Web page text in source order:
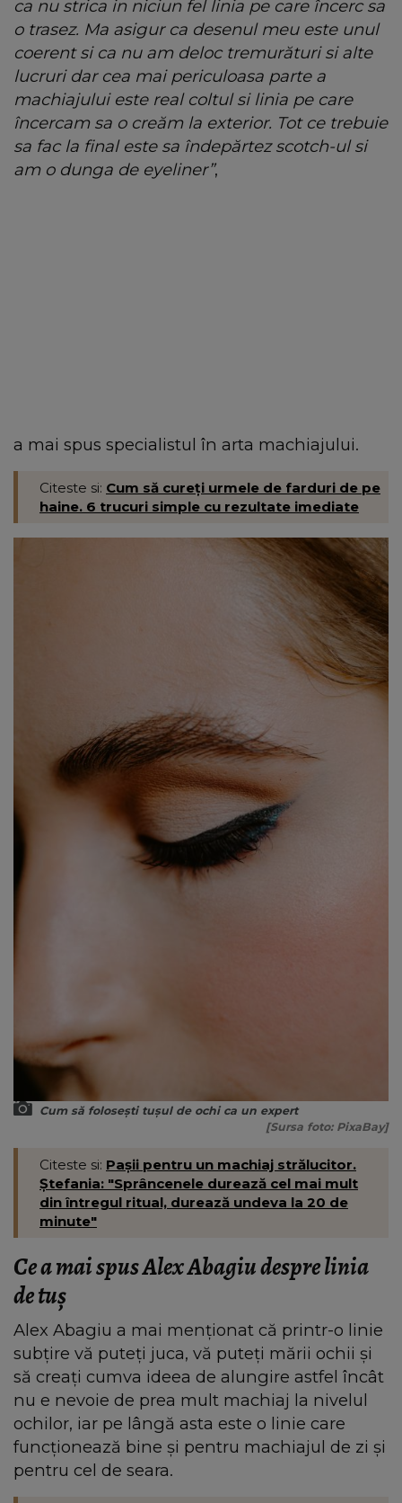
ca nu strica in niciun fel linia pe care încerc sa
o trasez. Ma asigur ca desenul meu este unul
coerent si ca nu am deloc tremurături si alte
lucruri dar cea mai periculoasa parte a
machiajului este real coltul si linia pe care
încercam sa o creăm la exterior. Tot ce trebuie
sa fac la final este sa îndepărtez scotch-ul si
am o dunga de eyeliner”,
a mai spus specialistul în arta machiajului.
Citeste si: Cum să cureți urmele de farduri de pe
haine. 6 trucuri simple cu rezultate imediate
Cum să folosești tușul de ochi ca un expert
[Sursa foto: PixaBay]
Citeste si: Pașii pentru un machiaj strălucitor.
Ștefania: "Sprâncenele durează cel mai mult
din întregul ritual, durează undeva la 20 de
minute"
Ce a mai spus Alex Abagiu despre linia
de tuș
Alex Abagiu a mai menționat că printr-o linie
subțire vă puteți juca, vă puteți mării ochii și
să creați cumva ideea de alungire astfel încât
nu e nevoie de prea mult machiaj la nivelul
ochilor, iar pe lângă asta este o linie care
funcționează bine și pentru machiajul de zi și
pentru cel de seara.